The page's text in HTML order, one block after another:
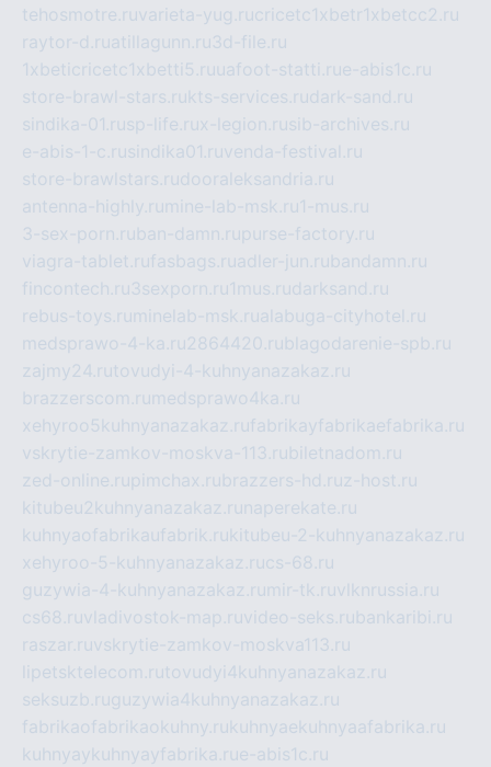
tehosmotre.ruvarieta-yug.rucricetc1xbetr1xbetcc2.ru
raytor-d.ruatillagunn.ru3d-file.ru
1xbeticricetc1xbetti5.ruuafoot-statti.rue-abis1c.ru
store-brawl-stars.rukts-services.rudark-sand.ru
sindika-01.rusp-life.rux-legion.rusib-archives.ru
e-abis-1-c.rusindika01.ruvenda-festival.ru
store-brawlstars.rudooraleksandria.ru
antenna-highly.ru mine-lab-msk.ru1-mus.ru
3-sex-porn.ruban-damn.rupurse-factory.ru
viagra-tablet.rufasbags.ruadler-jun.rubandamn.ru
fincontech.ru3sexporn.ru1mus.rudarksand.ru
rebus-toys.ru minelab-msk.rualabuga-cityhotel.ru
medsprawo-4-ka.ru2864420.rublagodarenie-spb.ru
zajmy24.rutovudyi-4-kuhnyanazakaz.ru
brazzerscom.ru medsprawo4ka.ru
xehyroo5kuhnyanazakaz.rufabrikayfabrikaefabrika.ru
vskrytie-zamkov-moskva-113.rubiletnadom.ru
zed-online.rupimchax.rubrazzers-hd.ruz-host.ru
kitubeu2kuhnyanazakaz.ru naperekate.ru
kuhnyaofabrikaufabrik.rukitubeu-2-kuhnyanazakaz.ru
xehyroo-5-kuhnyanazakaz.rucs-68.ru
guzywia-4-kuhnyanazakaz.ru mir-tk.ruvlknrussia.ru
cs68.ruvladivostok-map.ruvideo-seks.rubankaribi.ru
raszar.ruvskrytie-zamkov-moskva113.ru
lipetsktelecom.rutovudyi4kuhnyanazakaz.ru
seksuzb.ruguzywia4kuhnyanazakaz.ru
fabrikaofabrikaokuhny.rukuhnyaekuhnyaafabrika.ru
kuhnyaykuhnyayfabrika.rue-abis1c.ru